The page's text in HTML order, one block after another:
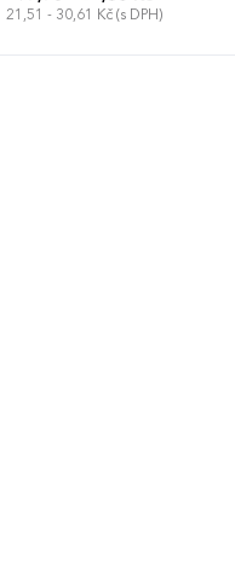
21,51 - 30,61 Kč (s DPH)